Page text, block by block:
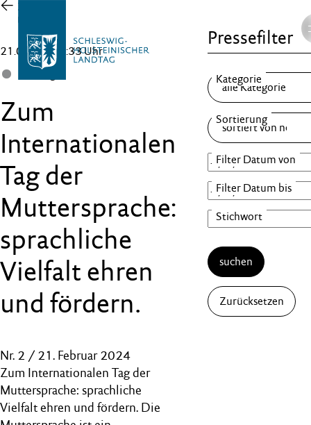
Zur
Übersicht
21.02.24 , 12:33 Uhr
Zum
Internationalen
Tag der
Muttersprache:
sprachliche
Vielfalt ehren
und fördern.
Nr. 2 / 21. Februar 2024
Zum Internationalen Tag der
Muttersprache: sprachliche
Vielfalt ehren und fördern. Die
Pressefilter
suchen
Zurücksetzen